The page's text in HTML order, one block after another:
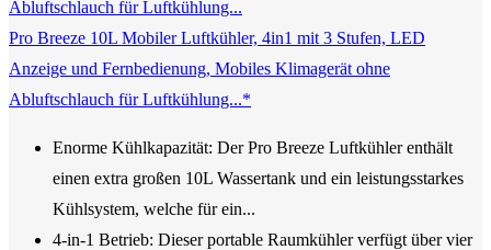
Pro Breeze 10L Mobiler Luftkühler, 4in1 mit 3 Stufen, LED
Anzeige und Fernbedienung, Mobiles Klimagerät ohne
Abluftschlauch für Luftkühlung...*
Enorme Kühlkapazität: Der Pro Breeze Luftkühler enthält
einen extra großen 10L Wassertank und ein leistungsstarkes
Kühlsystem, welche für ein...
4-in-1 Betrieb: Dieser portable Raumkühler verfügt über vier